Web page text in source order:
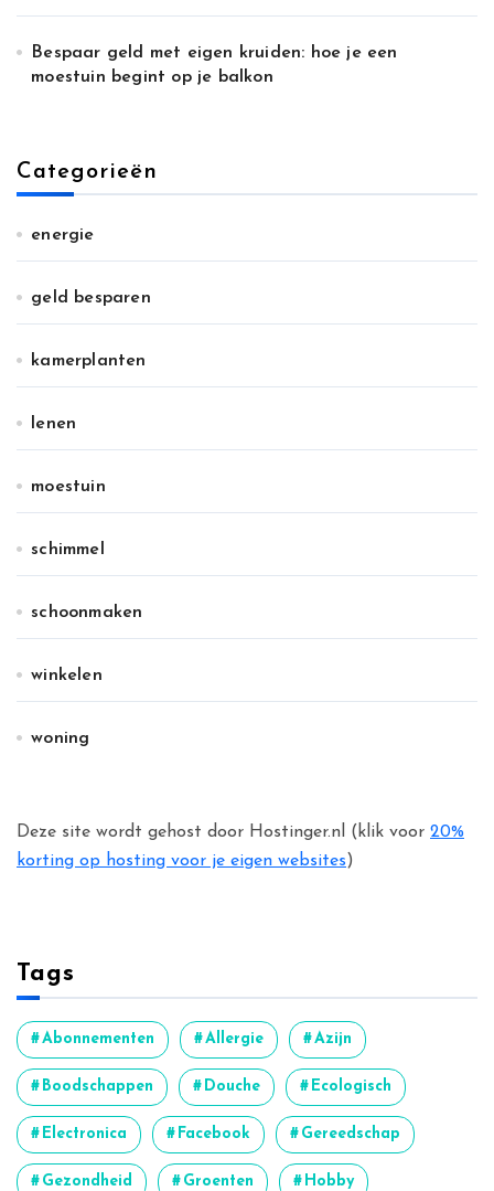
Bespaar geld met eigen kruiden: hoe je een
moestuin begint op je balkon
Categorieën
energie
geld besparen
kamerplanten
lenen
moestuin
schimmel
schoonmaken
winkelen
woning
Deze site wordt gehost door Hostinger.nl (klik voor 20%
korting op hosting voor je eigen websites)
Tags
Abonnementen Allergie Azijn
Boodschappen Douche Ecologisch
Electronica Facebook Gereedschap
Gezondheid Groenten Hobby